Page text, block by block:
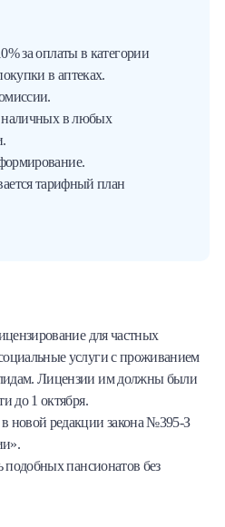
за оплаты в категории
в аптеках.
наличных в любых
тарифный план
для частных
услуги с проживанием
Лицензии им должны были
до 1 октября.
новой редакции закона №395-З
подобных пансионатов без